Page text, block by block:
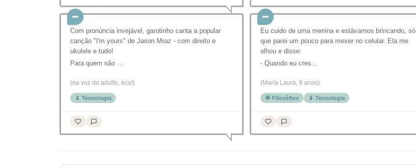
Com pronúncia invejável, garotinho canta a popular
canção "I'm yours" de Jason Mraz - com direito e
ukulele e tudo!
Para quem não …
(na voz do adulto, éca!)
📱 Tecnologia
Eu cuido de uma menina e estávamos brincando, só
que parei um pouco para mexer no celular. Ela me
olhou e disse:
- Quando eu cres…
(Maria Laura, 8 anos)
🌟 Filosófico 📱 Tecnologia